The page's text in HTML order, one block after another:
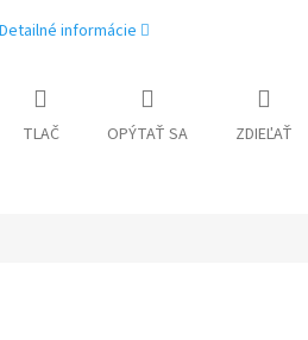
Detailné informácie
TLAČ OPÝTAŤ SA ZDIEĽAŤ